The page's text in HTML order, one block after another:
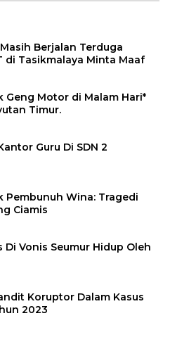
Berjalan Terduga
di Tasikmalaya Minta Maaf
Geng Motor di Malam Hari*
Timur.
Guru Di SDN 2
Pembunuh Wina: Tragedi
Ciamis
Di Vonis Seumur Hidup Oleh
Koruptor Dalam Kasus
2023